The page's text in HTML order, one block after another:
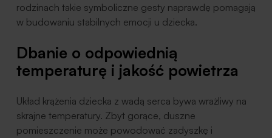
rodzinach takie symboliczne gesty naprawdę pomagają
w budowaniu stabilnych emocji u dziecka.
Dbanie o odpowiednią
temperaturę i jakość powietrza
Układ krążenia dziecka z wadą serca bywa wrażliwy na
skrajne temperatury. Zbyt gorące, duszne
pomieszczenie może powodować zadyszkę i